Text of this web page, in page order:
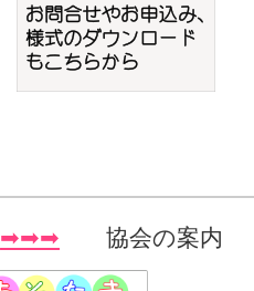
➡➡➡ 協会の案内